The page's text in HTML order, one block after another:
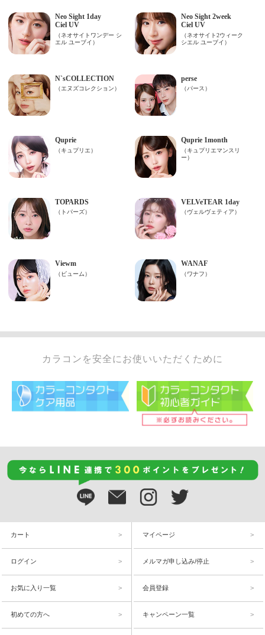
カラコンを安全にお使いいただくために
カート マイページ
ログイン メルマガ申し込み/停止
お気に入り一覧 会員登録
初めての方へ キャンペーン一覧